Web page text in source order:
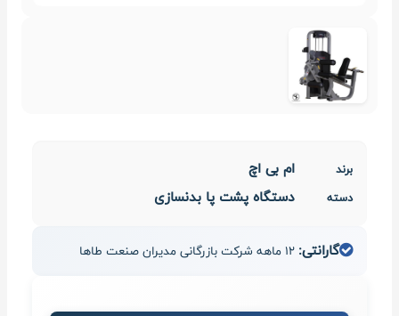
برند ام بی اچ
دسته دستگاه پشت پا بدنسازی
گارانتی: